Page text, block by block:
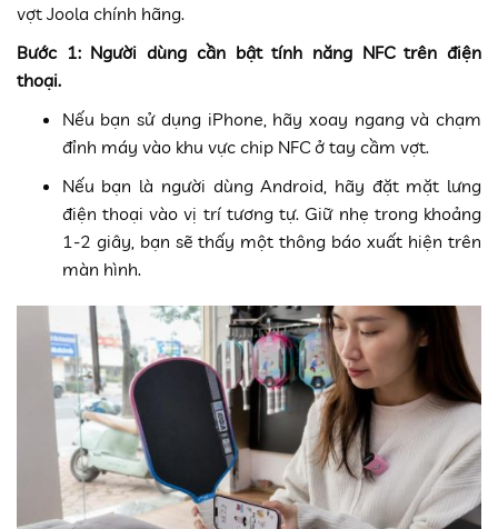
vợt Joola chính hãng.
Bước 1: Người dùng cần bật tính năng NFC trên điện
thoại.
Nếu bạn sử dụng iPhone, hãy xoay ngang và chạm
đỉnh máy vào khu vực chip NFC ở tay cầm vợt.
Nếu bạn là người dùng Android, hãy đặt mặt lưng
điện thoại vào vị trí tương tự. Giữ nhẹ trong khoảng
1-2 giây, bạn sẽ thấy một thông báo xuất hiện trên
màn hình.